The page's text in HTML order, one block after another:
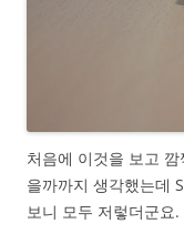
처음에 이것을 보고
을까까지 생각했는데
보니 모두 저렇더군요